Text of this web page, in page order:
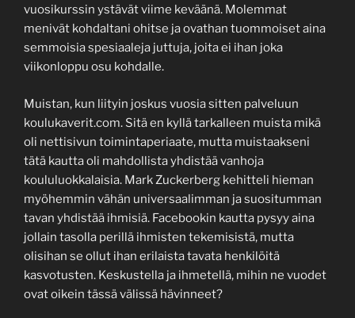
vuosikurssin ystävät viime keväänä. Molemmat
menivät kohdaltani ohitse ja ovathan tuommoiset aina
semmoisia spesiaaleja juttuja, joita ei ihan joka
viikonloppu osu kohdalle.
Muistan, kun liityin joskus vuosia sitten palveluun
koulukaverit.com. Sitä en kyllä tarkalleen muista mikä
oli nettisivun toimintaperiaate, mutta muistaakseni
tätä kautta oli mahdollista yhdistää vanhoja
koululuokkalaisia. Mark Zuckerberg kehitteli hieman
myöhemmin vähän universaalimman ja suositumman
tavan yhdistää ihmisiä. Facebookin kautta pysyy aina
jollain tasolla perillä ihmisten tekemisistä, mutta
olisihan se ollut ihan erilaista tavata henkilöitä
kasvotusten. Keskustella ja ihmetellä, mihin ne vuodet
ovat oikein tässä välissä hävinneet?